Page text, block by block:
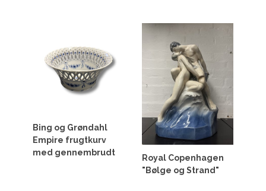
Bing og Grøndahl
Empire frugtkurv
med gennembrudt
Royal Copenhagen
"Bølge og Strand"